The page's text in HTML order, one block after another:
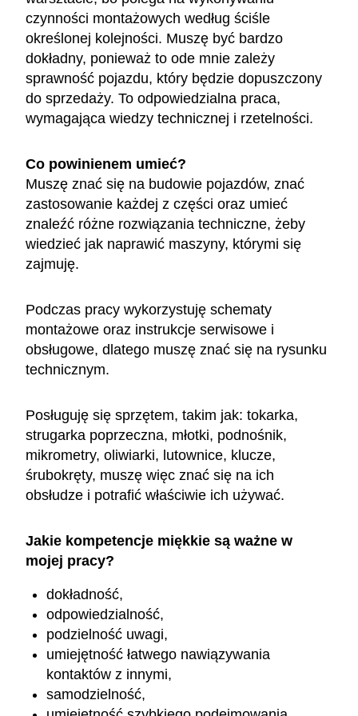
czynności montażowych według ściśle
określonej kolejności. Muszę być bardzo
dokładny, ponieważ to ode mnie zależy
sprawność pojazdu, który będzie dopuszczony
do sprzedaży. To odpowiedzialna praca,
wymagająca wiedzy technicznej i rzetelności.
Co powinienem umieć?
Muszę znać się na budowie pojazdów, znać
zastosowanie każdej z części oraz umieć
znaleźć różne rozwiązania techniczne, żeby
wiedzieć jak naprawić maszyny, którymi się
zajmuję.
Podczas pracy wykorzystuję schematy
montażowe oraz instrukcje serwisowe i
obsługowe, dlatego muszę znać się na rysunku
technicznym.
Posługuję się sprzętem, takim jak: tokarka,
strugarka poprzeczna, młotki, podnośnik,
mikrometry, oliwiarki, lutownice, klucze,
śrubokręty, muszę więc znać się na ich
obsłudze i potrafić właściwie ich używać.
Jakie kompetencje miękkie są ważne w
mojej pracy?
dokładność,
odpowiedzialność,
podzielność uwagi,
umiejętność łatwego nawiązywania
kontaktów z innymi,
samodzielność,